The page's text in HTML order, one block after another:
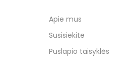
Apie mus
Susisiekite
Puslapio taisyklės